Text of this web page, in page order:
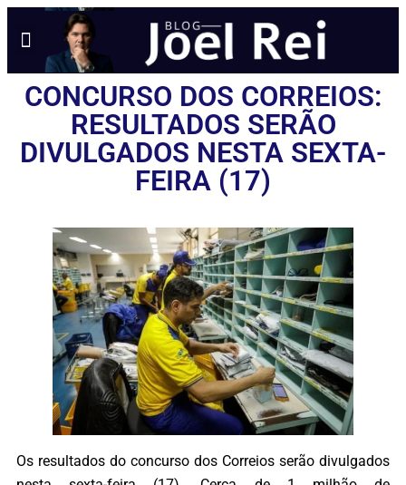
CONCURSO DOS CORREIOS:
RESULTADOS SERÃO
DIVULGADOS NESTA SEXTA-
FEIRA (17)
Os resultados do concurso dos Correios serão divulgados